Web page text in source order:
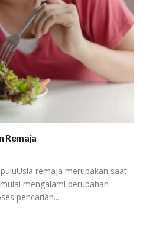
Remaja
remaja merupakan saat
mengalami perubahan
pencarian...